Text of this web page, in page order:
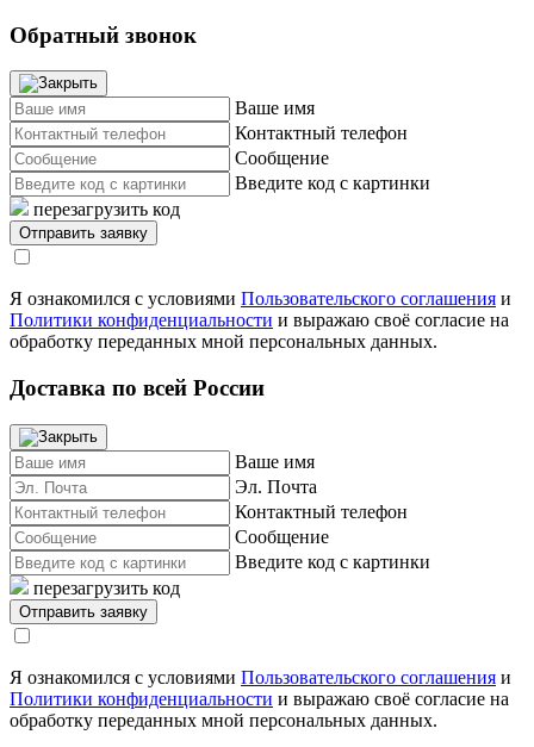
Обратный звонок
Ваше имя
Контактный телефон
Сообщение
Введите код с картинки
перезагрузить код
Я ознакомился с условиями Пользовательского соглашения и
Политики конфиденциальности и выражаю своё согласие на
обработку переданных мной персональных данных.
Доставка по всей России
Ваше имя
Эл. Почта
Контактный телефон
Сообщение
Введите код с картинки
перезагрузить код
Я ознакомился с условиями Пользовательского соглашения и
Политики конфиденциальности и выражаю своё согласие на
обработку переданных мной персональных данных.